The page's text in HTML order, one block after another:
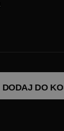
DODAJ DO